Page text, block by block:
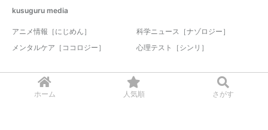
ホーム 人気順 さがす
kusuguru media
アニメ情報［にじめん］
科学ニュース［ナゾロジー］
メンタルケア［ココロジー］
心理テスト［シンリ］
© 2017-2026 nazology. all rights reserved.